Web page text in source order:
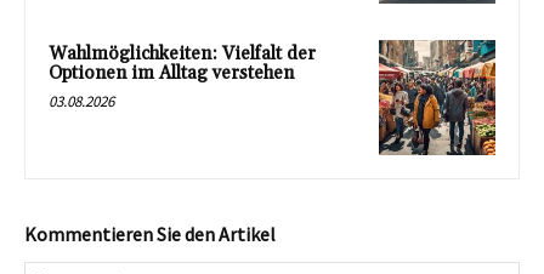
Wahlmöglichkeiten: Vielfalt der
Optionen im Alltag verstehen
03.08.2026
Kommentieren Sie den Artikel